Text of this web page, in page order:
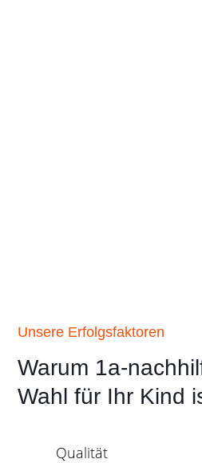
Unsere Erfolgsfaktoren
Warum 1a-
Wahl für Ihr Kind
Qualität